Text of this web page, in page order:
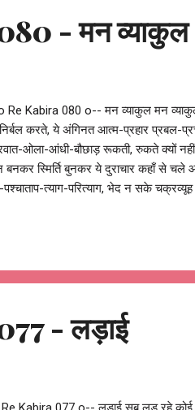
- मन व्याकुल
Re Kabira 080 o-- मन व्याकुल मन
निर्बल करते, ये अंगिनत आत्म-प्रहार
ओला-आंधी-बौछाड़ रूकती, रुकते क्यों
बनकर स्मिर्ति बुनकर ये दुराचार कहाँ से
पश्चाताप-त्याग-परित्याग, भेद न सके चक्रव्यूह
- लड़ाई